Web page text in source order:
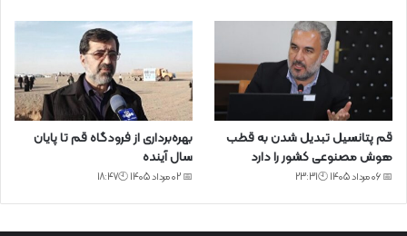
قم پتانسیل تبدیل شدن به قطب
هوش مصنوعی کشور را دارد
📅 06 مرداد 1405 🕙23:31
بهره‌برداری از فرودگاه قم تا پایان
سال آینده
📅 02 مرداد 1405 🕙18:47